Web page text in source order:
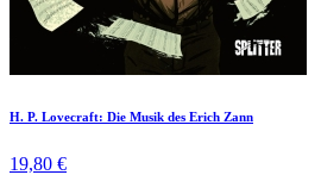
H. P. Lovecraft: Die Musik des Erich Zann
19,80 €